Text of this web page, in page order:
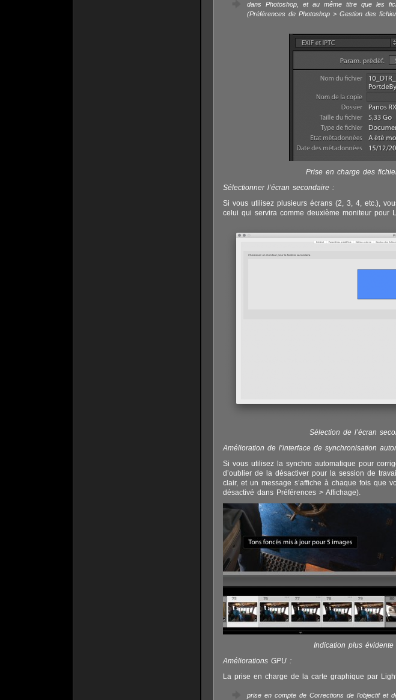
dans Photoshop, et au même titre que les
(Préférences de Photoshop > Gestion des
Prise en charge des
Sélectionner l’écran secondaire :
Si vous utilisez plusieurs écrans (2, 3, 4, etc.),
celui qui servira comme deuxième moniteur pour
Sélection de l’écran
Amélioration de l’interface de synchronisation
Si vous utilisez la synchro automatique pour
d’oublier de la désactiver pour la session de
clair, et un message s’affiche à chaque fois que
désactivé dans Préférences > Affichage).
Indication plus
Améliorations GPU :
La prise en charge de la carte graphique par
prise en compte de Corrections de l’objectif et